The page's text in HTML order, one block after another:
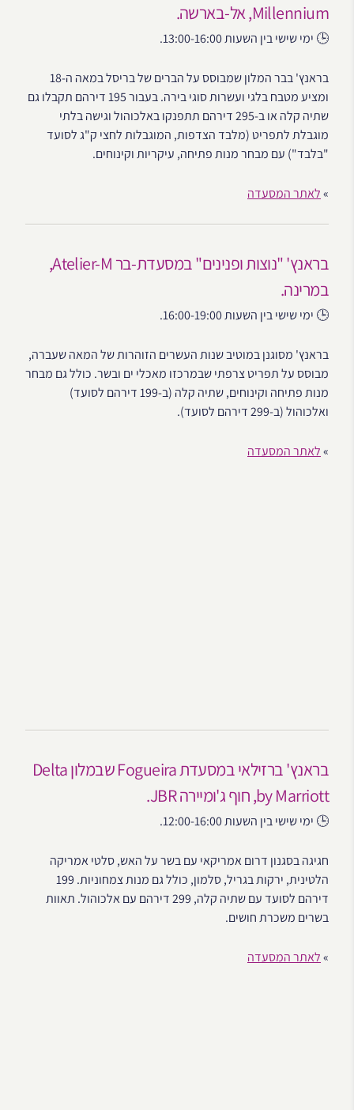
Millennium, אל-בארשה.
🕒 ימי שישי בין השעות 13:00-16:00.
בראנץ' בבר המלון שמבוסס על הברים של בריסל במאה ה-18
ומציע מטבח בלגי ועשרות סוגי בירה. בעבור 195 דירהם תקבלו גם
שתיה קלה או ב-295 דירהם תתפנקו באלכוהול וגישה בלתי
מוגבלת לתפריט (מלבד הצדפות, המוגבלות לחצי ק"ג לסועד
"בלבד") עם מבחר מנות פתיחה, עיקריות וקינוחים.
»לאתר המסעדה
בראנץ' "נוצות ופנינים" במסעדת-בר Atelier-M,
במרינה.
🕒 ימי שישי בין השעות 16:00-19:00.
בראנץ' מסוגנן במוטיב שנות העשרים הזוהרות של המאה שעברה,
מבוסס על תפריט צרפתי שבמרכזו מאכלי ים ובשר. כולל גם מבחר
מנות פתיחה וקינוחים, שתיה קלה (ב-199 דירהם לסועד)
ואלכוהול (ב-299 דירהם לסועד).
»לאתר המסעדה
בראנץ' ברזילאי במסעדת Fogueira שבמלון Delta
by Marriott, חוף ג'ומיירה JBR.
🕒 ימי שישי בין השעות 12:00-16:00.
חגיגה בסגנון דרום אמריקאי עם בשר על האש, סלטי אמריקה
הלטינית, ירקות בגריל, סלמון, כולל גם מנות צמחוניות. 199
דירהם לסועד עם שתיה קלה, 299 דירהם עם אלכוהול. תאוות
בשרים משכרת חושים.
»לאתר המסעדה